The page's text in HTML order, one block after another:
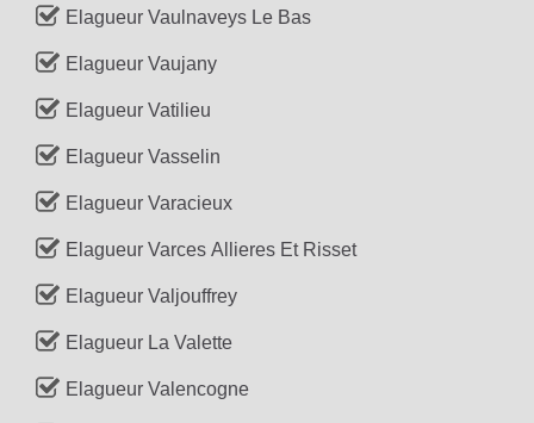
Elagueur Vaulnaveys Le Bas
Elagueur Vaujany
Elagueur Vatilieu
Elagueur Vasselin
Elagueur Varacieux
Elagueur Varces Allieres Et Risset
Elagueur Valjouffrey
Elagueur La Valette
Elagueur Valencogne